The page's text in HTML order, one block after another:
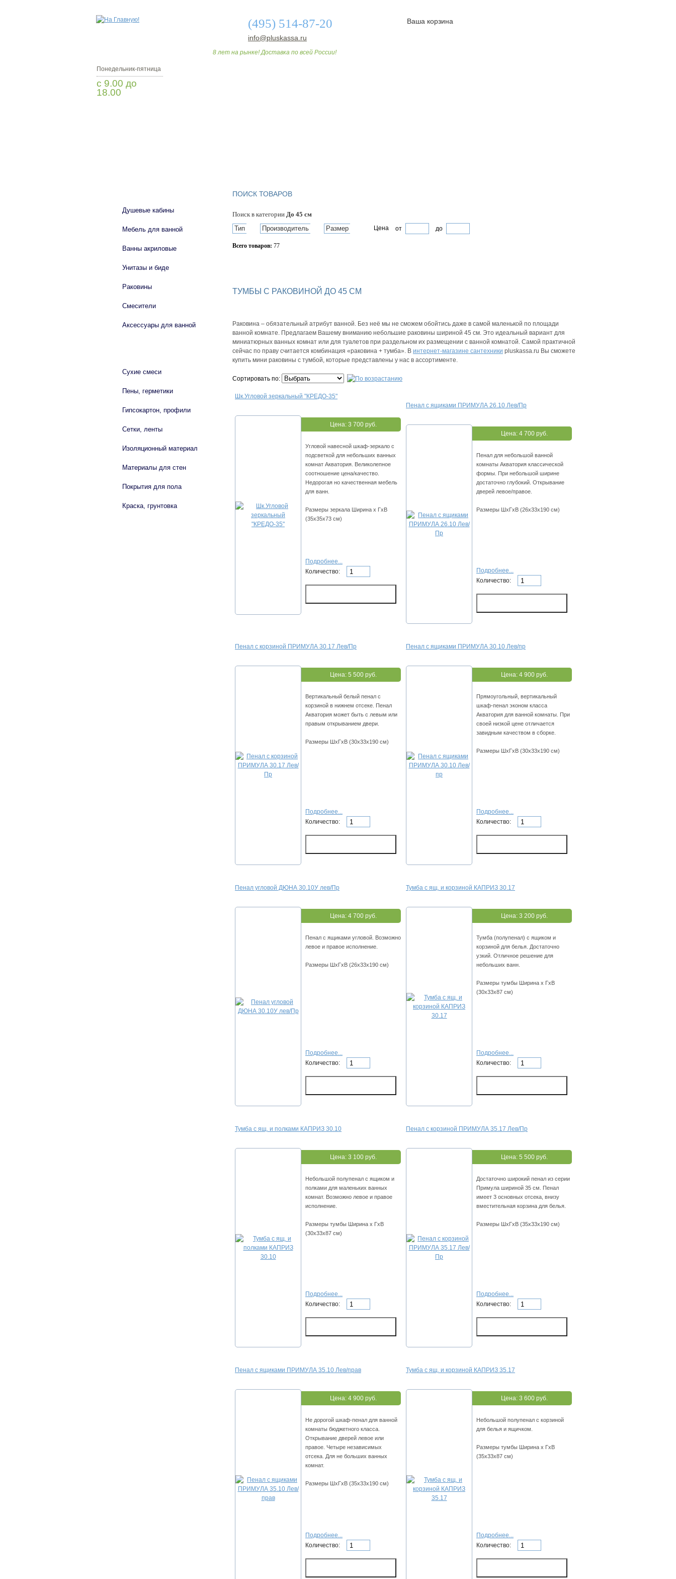
(495) 514-87-20
info@pluskassa.ru
8 лет на рынке! Доставка по всей России!
Ваша корзина
Понедельник-пятница
с 9.00 до
18.00
ПОИСК ТОВАРОВ
Поиск в категории До 45 см
Тип
Производитель Размер Цена от до
Всего товаров: 77
ТУМБЫ С РАКОВИНОЙ ДО 45 СМ
Раковина – обязательный атрибут ванной. Без неё мы не сможем обойтись даже в самой маленькой по площади
ванной комнате. Предлагаем Вашему вниманию небольшие раковины шириной 45 см. Это идеальный вариант для
миниатюрных ванных комнат или для туалетов при раздельном их размещении с ванной комнатой. Самой практичной
сейчас по праву считается комбинация «раковина + тумба». В интернет-магазине сантехники pluskassa.ru Вы сможете
купить мини раковины с тумбой, которые представлены у нас в ассортименте.
Сортировать по:
Шк.Угловой зеркальный "КРЕДО-35"
Цена: 3 700 руб.
Угловой навесной шкаф-зеркало с
подсветкой для небольших ванных
комнат Акватория. Великолепное
соотношение цена/качество.
Недорогая но качественная мебель
для ванн.
Размеры зеркала Ширина х ГхВ
(35х35х73 см)
Подробнее...
Количество:
Пенал с ящиками ПРИМУЛА 26.10 Лев/Пр
Цена: 4 700 руб.
Пенал для небольшой ванной
комнаты Акватория классической
формы. При небольшой ширине
достаточно глубокий. Открывание
дверей левое/правое.
Размеры ШхГхВ (26х33х190 см)
Подробнее...
Количество:
Пенал с корзиной ПРИМУЛА 30.17 Лев/Пр
Цена: 5 500 руб.
Вертикальный белый пенал с
корзиной в нижнем отсеке. Пенал
Акватория может быть с левым или
правым открыванием двери.
Размеры ШхГхВ (30х33х190 см)
Подробнее...
Количество:
Пенал с ящиками ПРИМУЛА 30.10 Лев/пр
Цена: 4 900 руб.
Прямоугольный, вертикальный
шкаф-пенал эконом класса
Акватория для ванной комнаты. При
своей низкой цене отличается
завидным качеством в сборке.
Размеры ШхГхВ (30х33х190 см)
Подробнее...
Количество:
Пенал угловой ДЮНА 30.10У лев/Пр
Цена: 4 700 руб.
Пенал с ящиками угловой. Возможно
левое и правое исполнение.
Размеры ШхГхВ (26х33х190 см)
Подробнее...
Количество:
Тумба с ящ. и корзиной КАПРИЗ 30.17
Цена: 3 200 руб.
Тумба (полупенал) с ящиком и
корзиной для белья. Достаточно
узкий. Отличное решение для
небольших ванн.
Размеры тумбы Ширина х ГхВ
(30х33х87 см)
Подробнее...
Количество:
Тумба с ящ. и полками КАПРИЗ 30.10
Цена: 3 100 руб.
Небольшой полупенал с ящиком и
полками для маленьких ванных
комнат. Возможно левое и правое
исполнение.
Размеры тумбы Ширина х ГхВ
(30х33х87 см)
Подробнее...
Количество:
Пенал с корзиной ПРИМУЛА 35.17 Лев/Пр
Цена: 5 500 руб.
Достаточно широкий пенал из серии
Примула шириной 35 см. Пенал
имеет 3 основных отсека, внизу
вместительная корзина для белья.
Размеры ШхГхВ (35х33х190 см)
Подробнее...
Количество:
Пенал с ящиками ПРИМУЛА 35.10 Лев/прав
Цена: 4 900 руб.
Не дорогой шкаф-пенал для ванной
комнаты бюджетного класса.
Открывание дверей левое или
правое. Четыре независимых
отсека. Для не больших ванных
комнат.
Размеры ШхГхВ (35х33х190 см)
Подробнее...
Количество:
Тумба с ящ. и корзиной КАПРИЗ 35.17
Цена: 3 600 руб.
Небольшой полупенал с корзиной
для белья и ящичком.
Размеры тумбы Ширина х ГхВ
(35х33х87 см)
Подробнее...
Количество:
Душевые кабины
Мебель для ванной
Ванны акриловые
Унитазы и биде
Раковины
Смесители
Аксессуары для ванной
Сухие смеси
Пены, герметики
Гипсокартон, профили
Сетки, ленты
Изоляционный материал
Материалы для стен
Покрытия для пола
Краска, грунтовка